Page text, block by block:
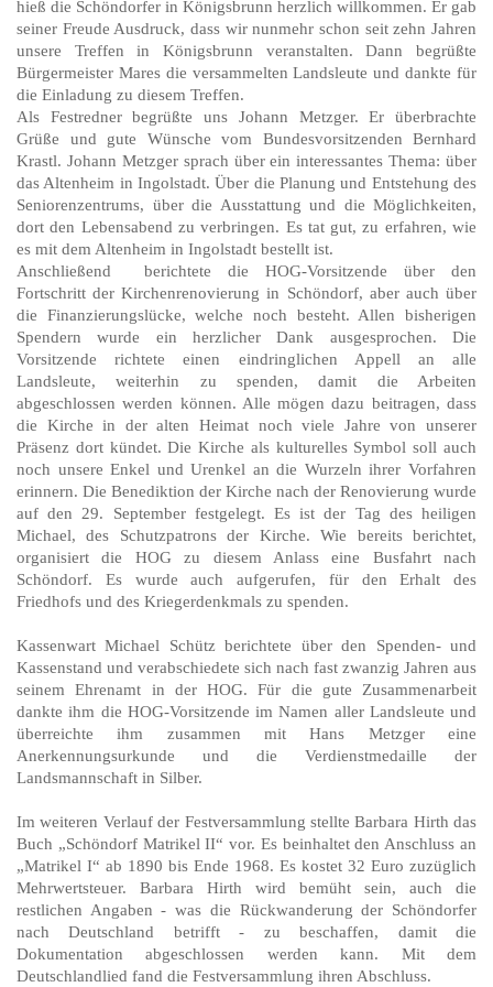
hieß die Schöndorfer in Königsbrunn herzlich willkommen. Er gab
seiner Freude Ausdruck, dass wir nunmehr schon seit zehn Jahren
unsere Treffen in Königsbrunn veranstalten. Dann begrüßte
Bürgermeister Mares die versammelten Landsleute und dankte für
die Einladung zu diesem Treffen.
Als Festredner begrüßte uns Johann Metzger. Er überbrachte
Grüße und gute Wünsche vom Bundesvorsitzenden Bernhard
Krastl. Johann Metzger sprach über ein interessantes Thema: über
das Altenheim in Ingolstadt. Über die Planung und Entstehung des
Seniorenzentrums, über die Ausstattung und die Möglichkeiten,
dort den Lebensabend zu verbringen. Es tat gut, zu erfahren, wie
es mit dem Altenheim in Ingolstadt bestellt ist.
Anschließend berichtete die HOG-Vorsitzende über den
Fortschritt der Kirchenrenovierung in Schöndorf, aber auch über
die Finanzierungslücke, welche noch besteht. Allen bisherigen
Spendern wurde ein herzlicher Dank ausgesprochen. Die
Vorsitzende richtete einen eindringlichen Appell an alle
Landsleute, weiterhin zu spenden, damit die Arbeiten
abgeschlossen werden können. Alle mögen dazu beitragen, dass
die Kirche in der alten Heimat noch viele Jahre von unserer
Präsenz dort kündet. Die Kirche als kulturelles Symbol soll auch
noch unsere Enkel und Urenkel an die Wurzeln ihrer Vorfahren
erinnern. Die Benediktion der Kirche nach der Renovierung wurde
auf den 29. September festgelegt. Es ist der Tag des heiligen
Michael, des Schutzpatrons der Kirche. Wie bereits berichtet,
organisiert die HOG zu diesem Anlass eine Busfahrt nach
Schöndorf. Es wurde auch aufgerufen, für den Erhalt des
Friedhofs und des Kriegerdenkmals zu spenden.
Kassenwart Michael Schütz berichtete über den Spenden- und
Kassenstand und verabschiedete sich nach fast zwanzig Jahren aus
seinem Ehrenamt in der HOG. Für die gute Zusammenarbeit
dankte ihm die HOG-Vorsitzende im Namen aller Landsleute und
überreichte ihm zusammen mit Hans Metzger eine
Anerkennungsurkunde und die Verdienstmedaille der
Landsmannschaft in Silber.
Im weiteren Verlauf der Festversammlung stellte Barbara Hirth das
Buch „Schöndorf Matrikel II“ vor. Es beinhaltet den Anschluss an
„Matrikel I“ ab 1890 bis Ende 1968. Es kostet 32 Euro zuzüglich
Mehrwertsteuer. Barbara Hirth wird bemüht sein, auch die
restlichen Angaben - was die Rückwanderung der Schöndorfer
nach Deutschland betrifft - zu beschaffen, damit die
Dokumentation abgeschlossen werden kann. Mit dem
Deutschlandlied fand die Festversammlung ihren Abschluss.